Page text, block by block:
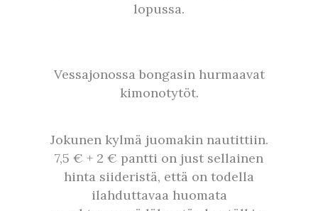
lopussa.
Vessajonossa bongasin hurmaavat
kimonotytöt.
Jokunen kylmä juomakin nautittiin.
7,5 € + 2 € pantti on just sellainen
hinta siideristä, että on todella
ilahduttavaa huomata